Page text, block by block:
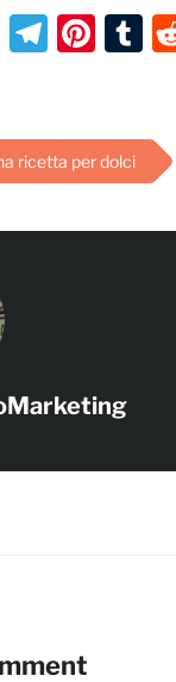
Email
ricetta per dolci